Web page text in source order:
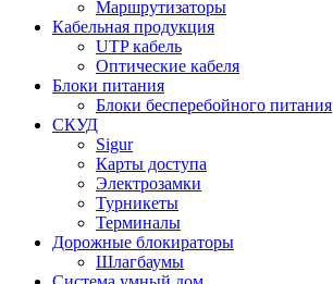
Маршрутизаторы
Кабельная продукция
UTP кабель
Оптические кабеля
Блоки питания
Блоки бесперебойного питания
СКУД
Sigur
Карты доступа
Электрозамки
Турникеты
Терминалы
Дорожные блокираторы
Шлагбаумы